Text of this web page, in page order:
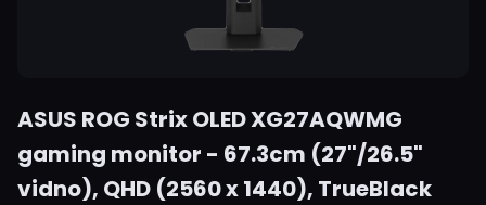
ASUS ROG Strix OLED XG27AQWMG
gaming monitor - 67.3cm (27"/26.5"
vidno), QHD (2560 x 1440), TrueBlack